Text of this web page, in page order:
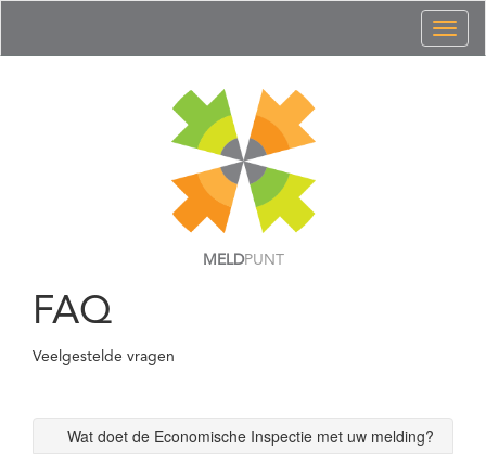
MELDPUNT
FAQ
Veelgestelde vragen
Wat doet de Economische Inspectie met uw melding?